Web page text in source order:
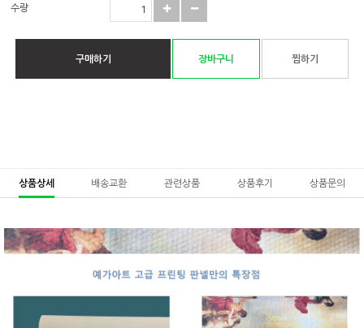
수량
구매하기 장바구니 찜하기
상품상세 배송교환 관련상품 상품후기 상품문의